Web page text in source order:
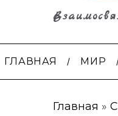
ГЛАВНАЯ МИР
Главная »